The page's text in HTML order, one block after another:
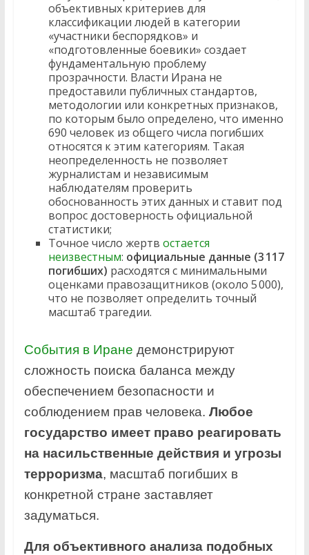
объективных критериев для
классификации людей в категории
«участники беспорядков» и
«подготовленные боевики» создает
фундаментальную проблему
прозрачности. Власти Ирана не
предоставили публичных стандартов,
методологии или конкретных признаков,
по которым было определено, что именно
690 человек из общего числа погибших
относятся к этим категориям. Такая
неопределенность не позволяет
журналистам и независимым
наблюдателям проверить
обоснованность этих данных и ставит под
вопрос достоверность официальной
статистики;
Точное число жертв остается
неизвестным: официальные данные (3 117
погибших) расходятся с минимальными
оценками правозащитников (около 5 000),
что не позволяет определить точный
масштаб трагедии.
События в Иране демонстрируют
сложность поиска баланса между
обеспечением безопасности и
соблюдением прав человека. Любое
государство имеет право реагировать
на насильственные действия и угрозы
терроризма, масштаб погибших в
конкретной стране заставляет
задуматься.
Для объективного анализа подобных